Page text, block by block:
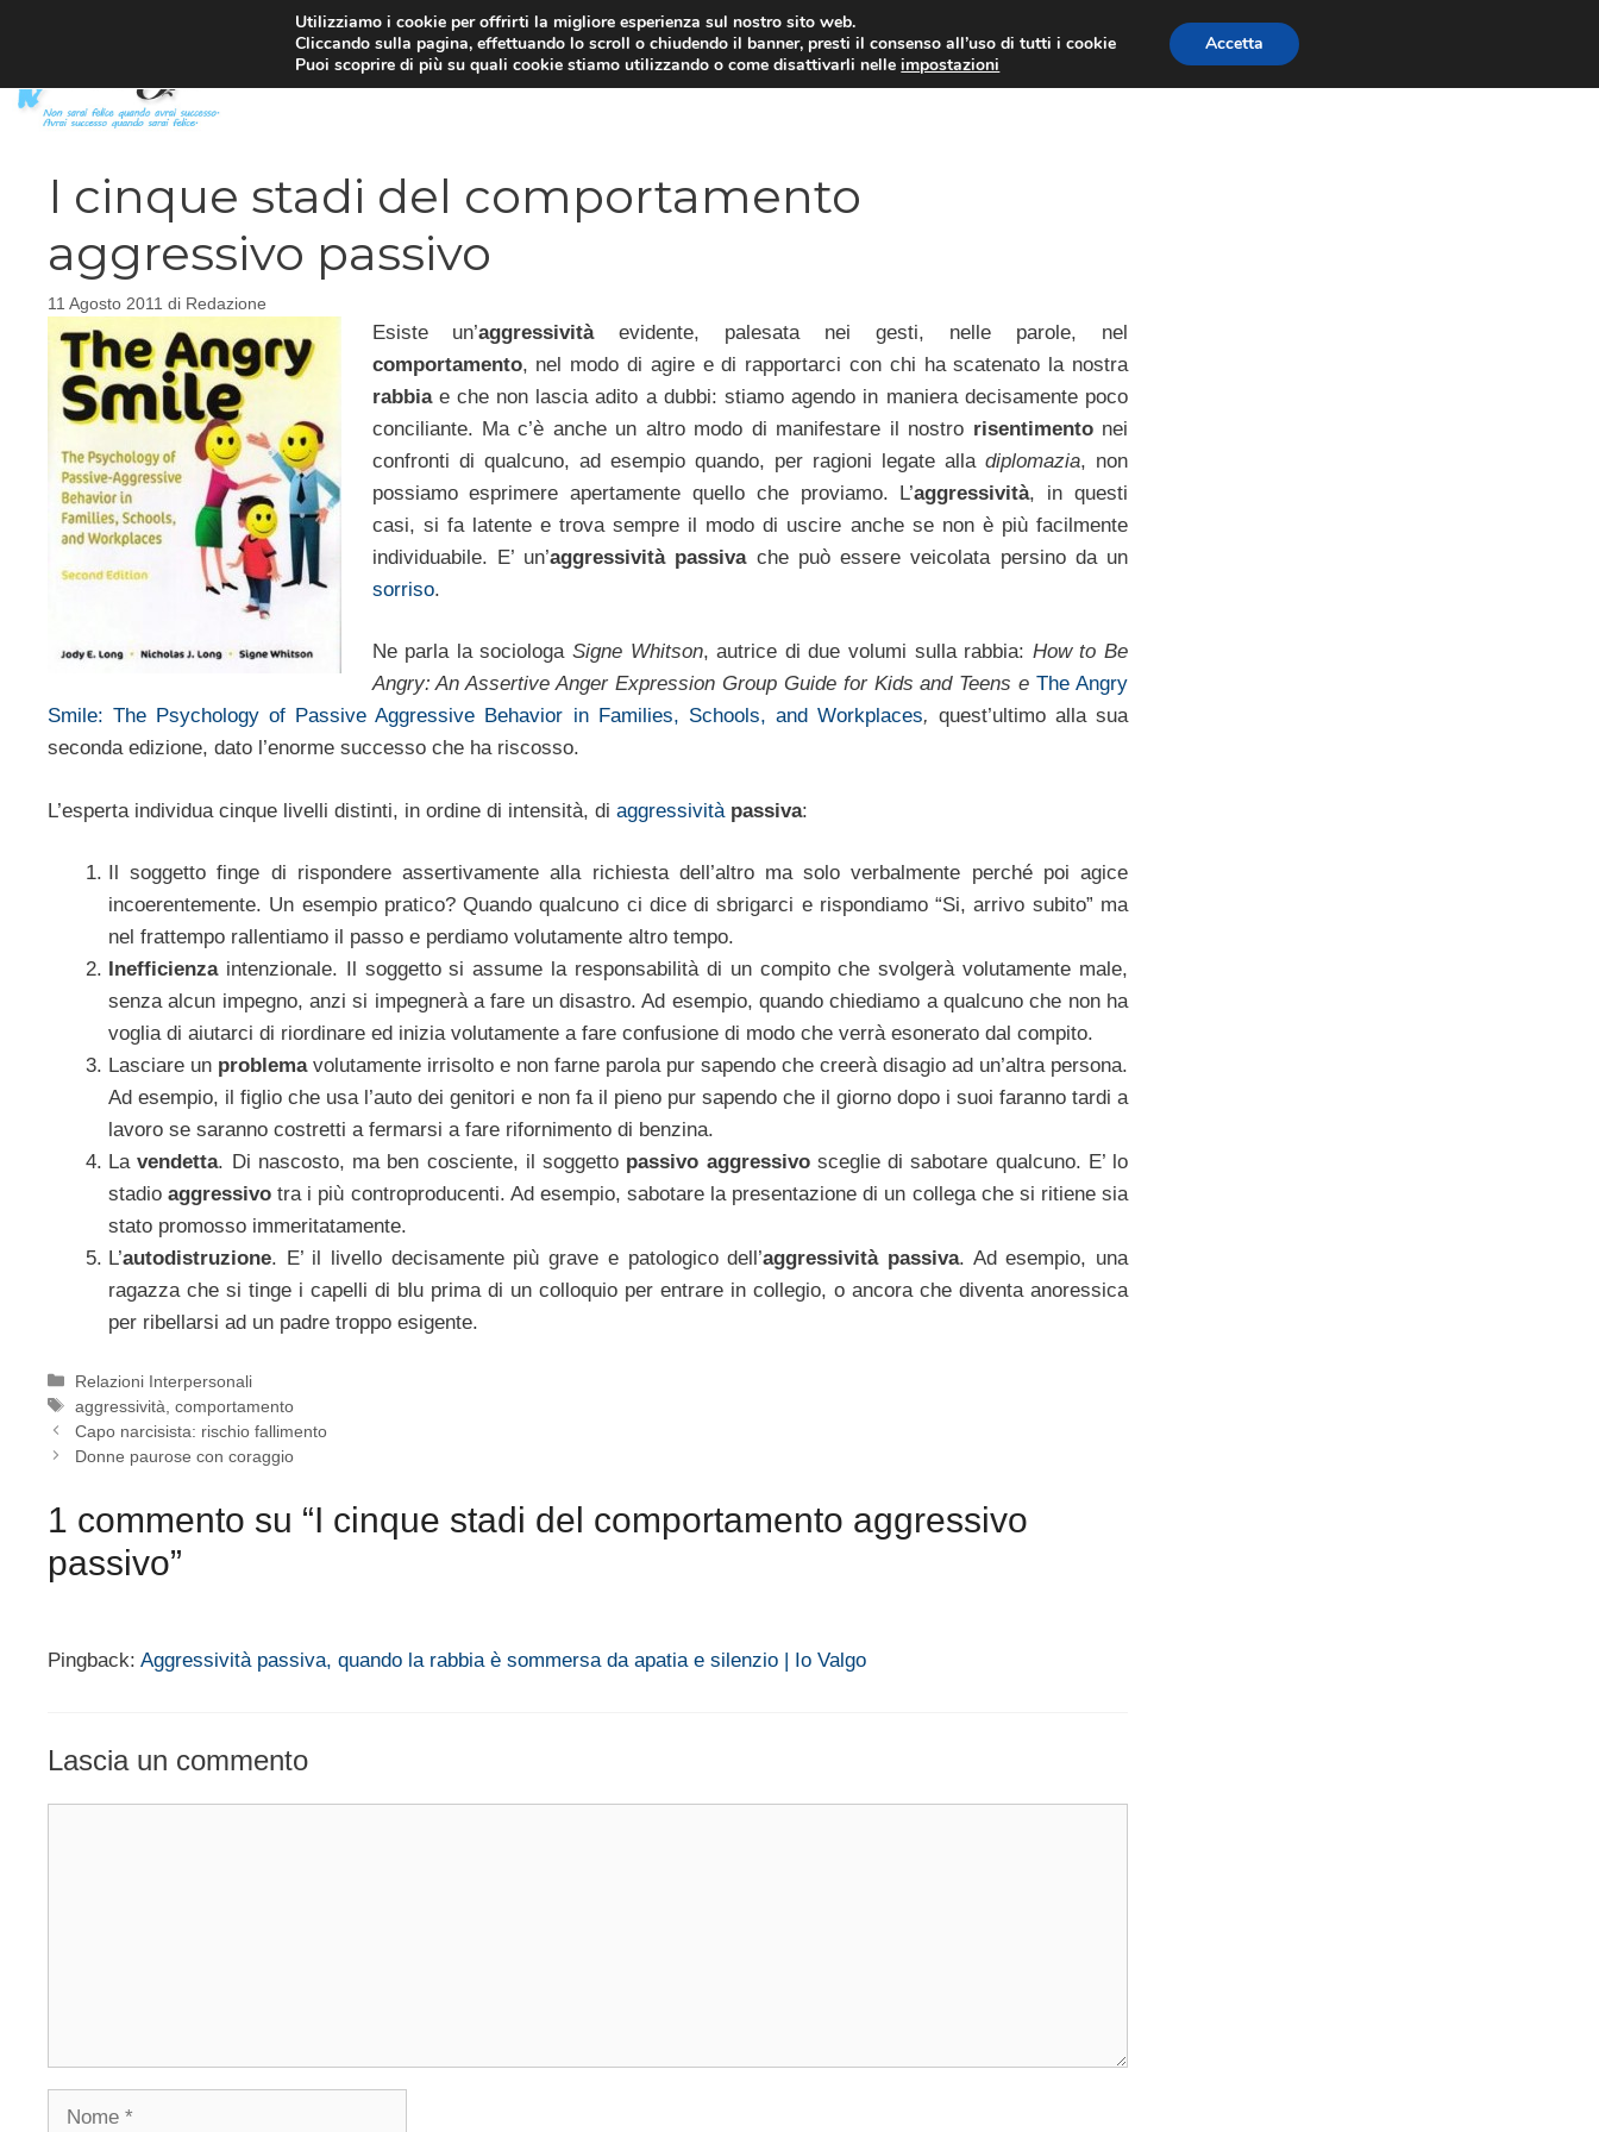
DIPENDENZE RELAZIONI INTERPERSONALI
I cinque stadi del comportamento
aggressivo passivo
11 Agosto 2011 di Redazione
Esiste un’aggressivitàevidente, palesata nei gesti, nelle parole, nel
comportamento, nel modo di agire e di rapportarci con chi ha scatenato la nostra
rabbiae che non lascia adito a dubbi: stiamo agendo in maniera decisamente poco
conciliante. Ma c’è anche un altro modo di manifestare il nostro risentimentonei
confronti di qualcuno, ad esempio quando, per ragioni legate alla diplomazia, non
possiamo esprimere apertamente quello che proviamo. L’aggressività, in questi
casi, si fa latente e trova sempre il modo di uscire anche se non è più facilmente
individuabile. E’ un’aggressività passivache può essere veicolata persino da un
sorriso.
Ne parla la sociologa Signe Whitson, autrice di due volumi sulla rabbia: How to Be
Angry: An Assertive Anger Expression Group Guide for Kids and Teens eThe Angry
Smile: The Psychology of Passive Aggressive Behavior in Families, Schools, and Workplaces, quest’ultimo alla sua
seconda edizione, dato l’enorme successo che ha riscosso.
L’esperta individua cinque livelli distinti, in ordine di intensità, di aggressività passiva:
Il soggetto finge di rispondere assertivamente alla richiesta dell’altro ma solo verbalmente perché poi agice
incoerentemente. Un esempio pratico? Quando qualcuno ci dice di sbrigarci e rispondiamo “Si, arrivo subito” ma
nel frattempo rallentiamo il passo e perdiamo volutamente altro tempo.
Inefficienza intenzionale. Il soggetto si assume la responsabilità di un compito che svolgerà volutamente male,
senza alcun impegno, anzi si impegnerà a fare un disastro. Ad esempio, quando chiediamo a qualcuno che non ha
voglia di aiutarci di riordinare ed inizia volutamente a fare confusione di modo che verrà esonerato dal compito.
Lasciare un problemavolutamente irrisolto e non farne parola pur sapendo che creerà disagio ad un’altra persona.
Ad esempio, il figlio che usa l’auto dei genitori e non fa il pieno pur sapendo che il giorno dopo i suoi faranno tardi a
lavoro se saranno costretti a fermarsi a fare rifornimento di benzina.
Lavendetta. Di nascosto, ma ben cosciente, il soggetto passivo aggressivosceglie di sabotare qualcuno. E’ lo
stadioaggressivo tra i più controproducenti. Ad esempio, sabotare la presentazione di un collega che si ritiene sia
stato promosso immeritatamente.
L’autodistruzione. E’ il livello decisamente più grave e patologico dell’aggressività passiva. Ad esempio, una
ragazza che si tinge i capelli di blu prima di un colloquio per entrare in collegio, o ancora che diventa anoressica
per ribellarsi ad un padre troppo esigente.
Categorie
Relazioni Interpersonali
Tag
aggressività ,comportamento
Capo narcisista: rischio fallimento
Donne paurose con coraggio
1 commento su “I cinque stadi del comportamento aggressivo
passivo”
Pingback: Aggressività passiva, quando la rabbia è sommersa da apatia e silenzio | Io Valgo
Lascia un commento
Utilizziamo i cookie per offrirti la migliore esperienza sul nostro sito web.
Cliccando sulla pagina, effettuando lo scroll o chiudendo il banner, presti il consenso all’uso di tutti i cookie
Puoi scoprire di più su quali cookie stiamo utilizzando o come disattivarli nelleimpostazioni
Accetta